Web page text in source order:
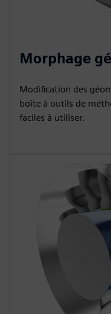
Morphage
Modification des
boîte à outils de
faciles à utiliser.